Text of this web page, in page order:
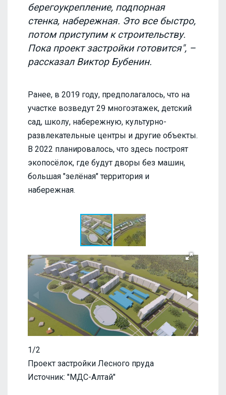
берегоукрепление, подпорная
стенка, набережная. Это все быстро,
потом приступим к строительству.
Пока проект застройки готовится", –
рассказал Виктор Бубенин.
Ранее, в 2019 году, предполагалось, что на
участке возведут 29 многоэтажек, детский
сад, школу, набережную, культурно-
развлекательные центры и другие объекты.
В 2022 планировалось, что здесь построят
экопосёлок, где будут дворы без машин,
большая "зелёная" территория и
набережная.
1/2
Проект застройки Лесного пруда
Источник: "МДС-Алтай"